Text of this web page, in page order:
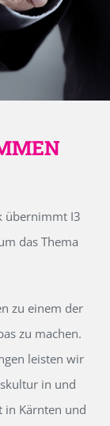
übernimmt I3
das Thema
zu einem der
zu machen.
leisten wir
in und
in Kärnten und